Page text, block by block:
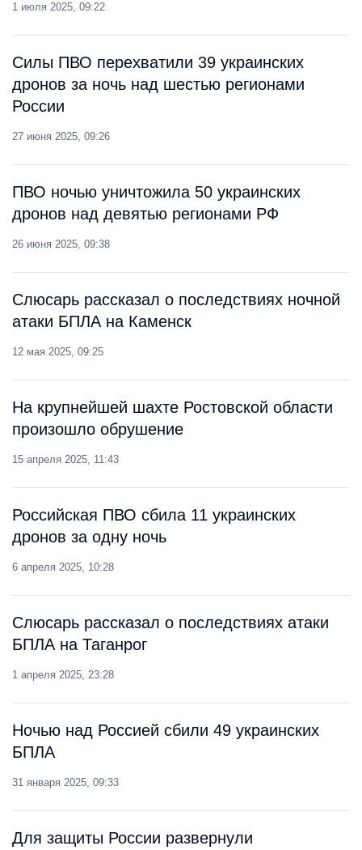
1 июля 2025, 09:22
Силы ПВО перехватили 39 украинских
дронов за ночь над шестью регионами
России
27 июня 2025, 09:26
ПВО ночью уничтожила 50 украинских
дронов над девятью регионами РФ
26 июня 2025, 09:38
Слюсарь рассказал о последствиях ночной
атаки БПЛА на Каменск
12 мая 2025, 09:25
На крупнейшей шахте Ростовской области
произошло обрушение
15 апреля 2025, 11:43
Российская ПВО сбила 11 украинских
дронов за одну ночь
6 апреля 2025, 10:28
Слюсарь рассказал о последствиях атаки
БПЛА на Таганрог
1 апреля 2025, 23:28
Ночью над Россией сбили 49 украинских
БПЛА
31 января 2025, 09:33
Для защиты России развернули